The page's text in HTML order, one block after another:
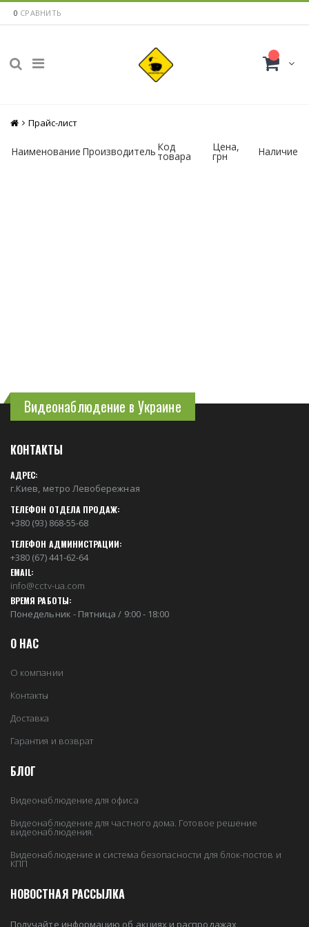
0 СРАВНИТЬ
Главная
Прайс-лист
Наименование Производитель Код
товара
Цена,
грн Наличие
Видеонаблюдение в Украине
КОНТАКТЫ
АДРЕС:
г.Киев, метро Левобережная
ТЕЛЕФОН ОТДЕЛА ПРОДАЖ:
+380 (93) 868-55-68
ТЕЛЕФОН АДМИНИСТРАЦИИ:
+380 (67) 441-62-64
EMAIL:
info@cctv-ua.com
ВРЕМЯ РАБОТЫ:
Понедельник - Пятница / 9:00 - 18:00
О НАС
О компании
Контакты
Доставка
Гарантия и возврат
БЛОГ
Видеонаблюдение для офиса
Видеонаблюдение для частного дома. Готовое решение
видеонаблюдения.
Видеонаблюдение и система безопасности для блок-постов и
КПП
НОВОСТНАЯ РАССЫЛКА
Получайте информацию об акциях и распродажах